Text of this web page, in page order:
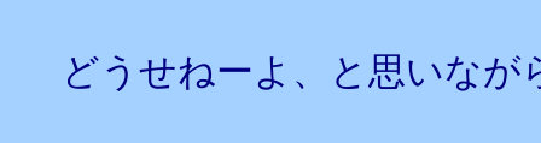
どうせねーよ、と思いな